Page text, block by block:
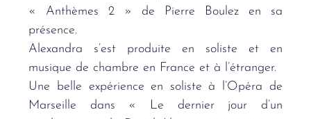
« Anthèmes 2 » de Pierre Boulez en sa
présence.
Alexandra s’est produite en soliste et en
musique de chambre en France et à l’étranger.
Une belle expérience en soliste à l’Opéra de
Marseille dans « Le dernier jour d’un